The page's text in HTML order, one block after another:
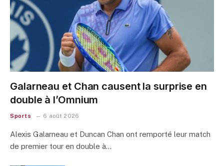
Galarneau et Chan causent la surprise en
double à l’Omnium
Sports 6 août 2026
Alexis Galarneau et Duncan Chan ont remporté leur match
de premier tour en double à…